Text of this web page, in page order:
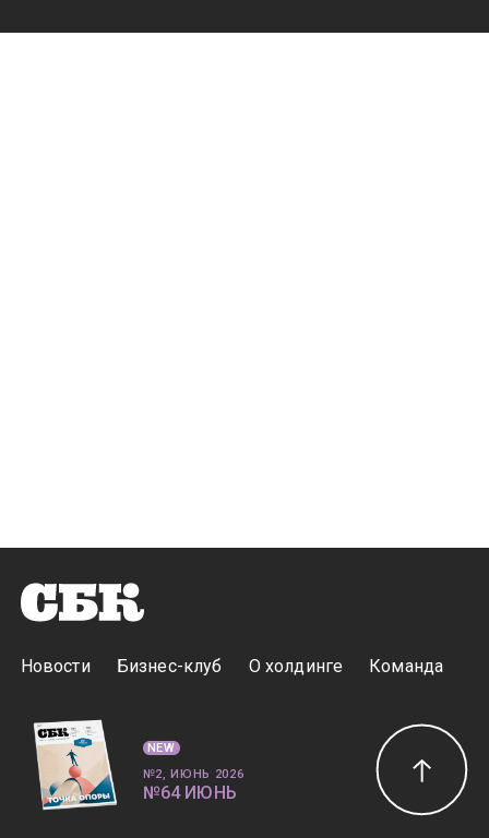
Новости Бизнес-клуб О холдинге Команда
NEW
№2, ИЮНЬ 2026
№64 ИЮНЬ